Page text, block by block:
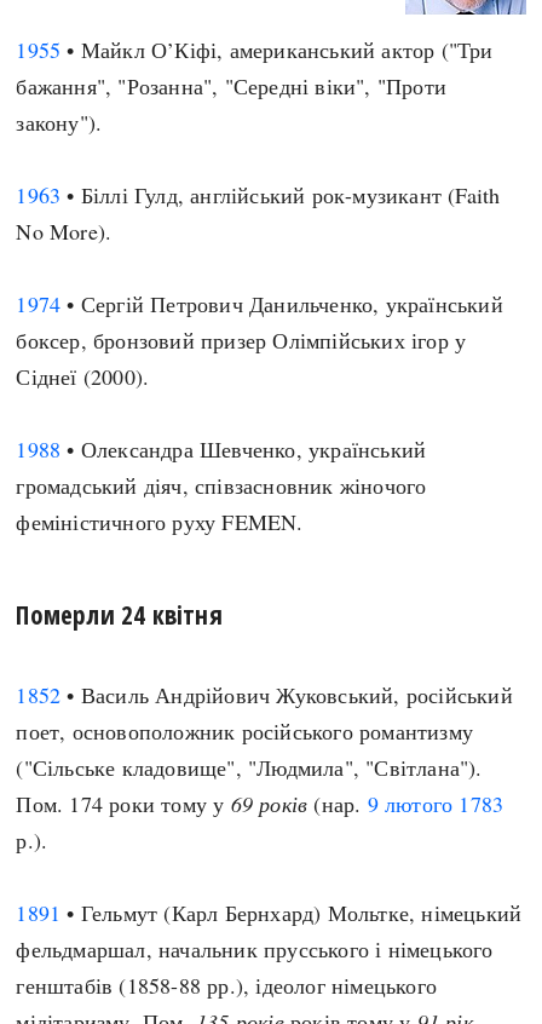
1955 • Майкл О’Кіфі, американський актор ("Три
бажання", "Розанна", "Середні віки", "Проти
закону").
1963 • Біллі Гулд, англійський рок-музикант (Faith
No More).
1974 • Сергій Петрович Данильченко, український
боксер, бронзовий призер Олімпійських ігор у
Сіднеї (2000).
1988 • Олександра Шевченко, український
громадський діяч, співзасновник жіночого
феміністичного руху FEMEN.
Померли 24 квітня
1852 • Василь Андрійович Жуковський, російський
поет, основоположник російського романтизму
("Сільське кладовище", "Людмила", "Світлана").
Пом. 174 роки тому у 69 років (нар. 9 лютого 1783
р.).
1891 • Гельмут (Карл Бернхард) Мольтке, німецький
фельдмаршал, начальник прусського і німецького
генштабів (1858-88 рр.), ідеолог німецького